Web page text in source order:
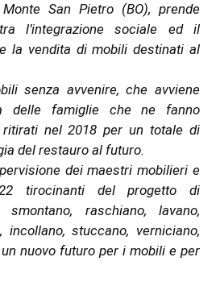
San Pietro (BO), prende
l’integrazione sociale ed il
la vendita di mobili destinati al
senza avvenire, che avviene
delle famiglie che ne fanno
nel 2018 per un totale di
del restauro al futuro.
dei maestri mobilieri e
tirocinanti del progetto di
smontano, raschiano, lavano,
incollano, stuccano, verniciano,
nuovo futuro per i mobili e per